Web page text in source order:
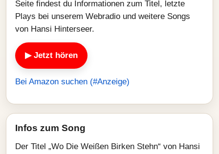
Seite findest du Informationen zum Titel, letzte
Plays bei unserem Webradio und weitere Songs
von Hansi Hinterseer.
▶ Jetzt hören
Bei Amazon suchen (#Anzeige)
Infos zum Song
Der Titel „Wo Die Weißen Birken Stehn“ von Hansi